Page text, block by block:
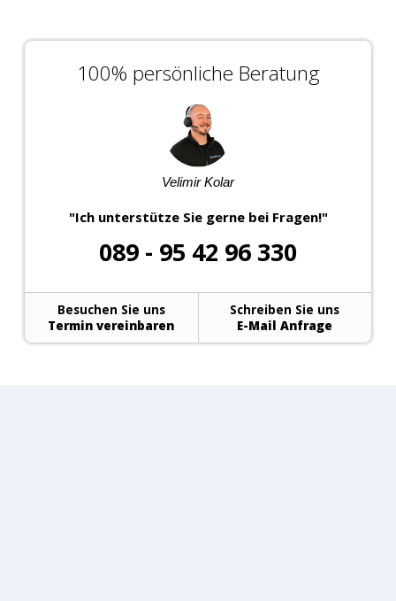
100% persönliche Beratung
Velimir Kolar
"Ich unterstütze Sie gerne bei Fragen!"
089 - 95 42 96 330
Besuchen Sie uns
Termin vereinbaren
Schreiben Sie uns
E-Mail Anfrage